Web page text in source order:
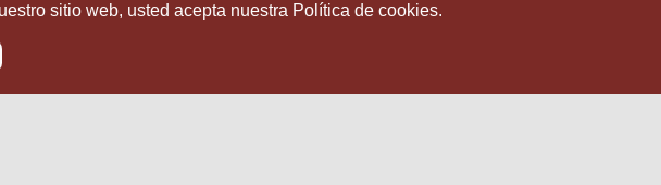
sitio web, usted acepta nuestra Política de cookies.